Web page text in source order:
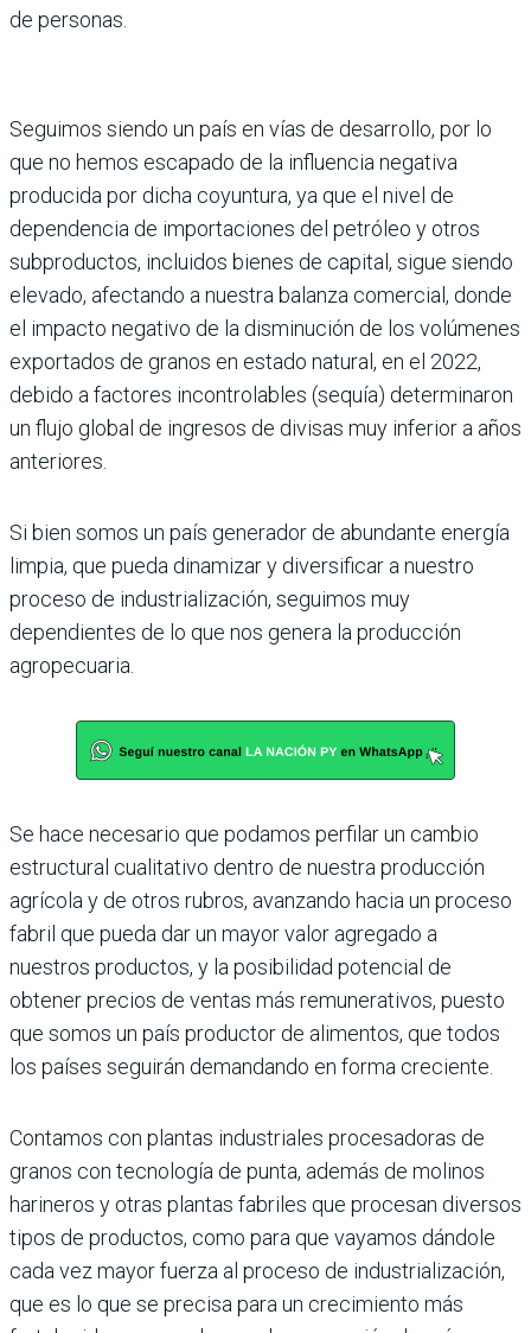
de personas.
Seguimos siendo un país en vías de desarrollo, por lo
que no hemos escapado de la influencia negativa
producida por dicha coyuntura, ya que el nivel de
dependencia de importaciones del petróleo y otros
subproductos, incluidos bienes de capital, sigue siendo
elevado, afectando a nuestra balanza comercial, donde
el impacto negativo de la disminución de los volúmenes
exportados de granos en estado natural, en el 2022,
debido a factores incontrolables (sequía) determinaron
un flujo global de ingresos de divisas muy inferior a años
anteriores.
Si bien somos un país generador de abundante energía
limpia, que pueda dinamizar y diversificar a nuestro
proceso de industrialización, seguimos muy
dependientes de lo que nos genera la producción
agropecuaria.
Se hace necesario que podamos perfilar un cambio
estructural cualitativo dentro de nuestra producción
agrícola y de otros rubros, avanzando hacia un proceso
fabril que pueda dar un mayor valor agregado a
nuestros productos, y la posibilidad potencial de
obtener precios de ventas más remunerativos, puesto
que somos un país productor de alimentos, que todos
los países seguirán demandando en forma creciente.
Contamos con plantas industriales procesadoras de
granos con tecnología de punta, además de molinos
harineros y otras plantas fabriles que procesan diversos
tipos de productos, como para que vayamos dándole
cada vez mayor fuerza al proceso de industrialización,
que es lo que se precisa para un crecimiento más